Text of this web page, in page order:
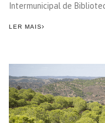
Intermunicipal de
LER MAIS